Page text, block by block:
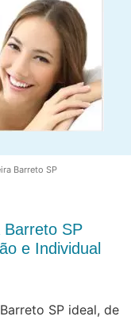
Barreto SP
Barreto SP
e Individual
SP ideal, de